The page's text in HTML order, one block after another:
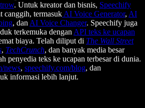
. Untuk kreator dan bisnis, Speechify
canggih, termasuk AI Voice Generator, AI
, dan AI Voice Changer. Speechify juga
terkemuka dengan API teks ke ucapan
biaya. Telah diliput di The Wall Street
, TechCrunch, dan banyak media besar
penyedia teks ke ucapan terbesar di dunia.
news, speechify.com/blog, dan
informasi lebih lanjut.